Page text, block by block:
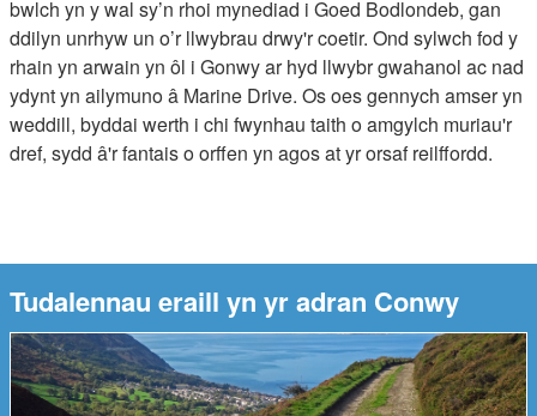
bwlch yn y wal sy’n rhoi mynediad i Goed Bodlondeb, gan
ddilyn unrhyw un o’r llwybrau drwy'r coetir. Ond sylwch fod y
rhain yn arwain yn ôl i Gonwy ar hyd llwybr gwahanol ac nad
ydynt yn ailymuno â Marine Drive. Os oes gennych amser yn
weddill, byddai werth i chi fwynhau taith o amgylch muriau'r
dref, sydd â'r fantais o orffen yn agos at yr orsaf reilffordd.
Tudalennau eraill yn yr adran Conwy